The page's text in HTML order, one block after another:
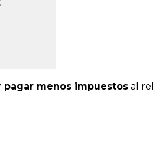
menos impuestos al